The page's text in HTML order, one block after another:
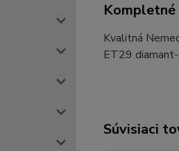
Kompletné
Kvalitná
ET29
Súvisiaci